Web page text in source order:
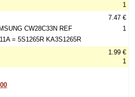
1
CW28C33N REF
= 5S1265R KA3S1265R
7.47 €
1
1.99 €
1